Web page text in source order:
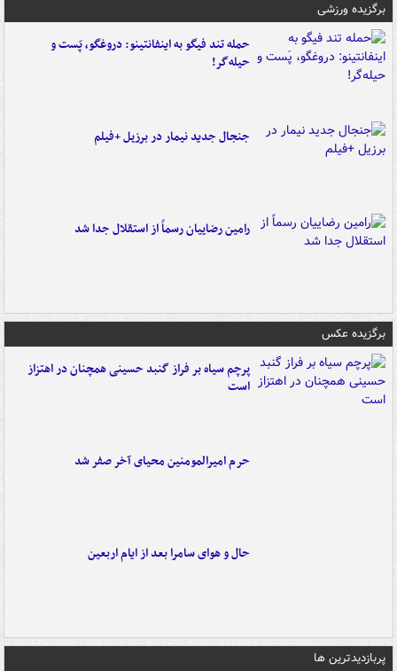
برگزیده ورزشی
حمله تند فیگو به اینفانتینو: دروغگو، پَست‌ و
حیله‌گر!
جنجال جدید نیمار در برزیل +فیلم
رامین رضاییان رسماً از استقلال جدا شد
برگزیده عکس
پرچم سیاه بر فراز گنبد حسینی همچنان در اهتزاز
است
حرم امیرالمومنین محیای آخر صفر شد
حال و هوای سامرا بعد از ایام اربعین
پربازدیدترین ها